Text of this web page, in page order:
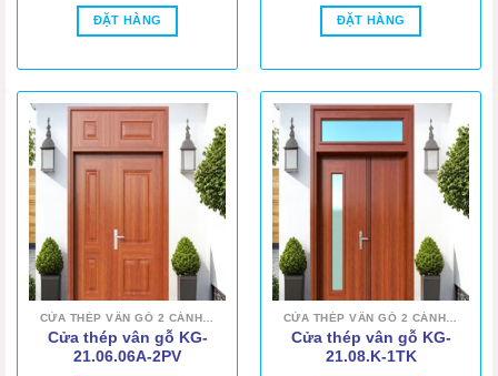
ĐẶT HÀNG ĐẶT HÀNG
Cửa thép vân gỗ KG-
21.06.06A-2PV
Cửa thép vân gỗ KG-
21.08.K-1TK